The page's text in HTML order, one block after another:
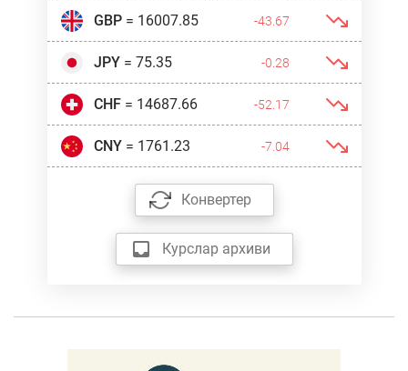
GBP= 16007.85 -43.67
JPY= 75.35 -0.28
CHF= 14687.66 -52.17
CNY= 1761.23 -7.04
Конвертер
Курслар архиви